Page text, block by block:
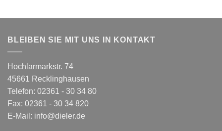
BLEIBEN SIE MIT UNS IN KONTAKT
Hochlarmarkstr. 74
45661 Recklinghausen
Telefon: 02361 - 30 34 80
Fax: 02361 - 30 34 820
E-Mail: info@dieler.de